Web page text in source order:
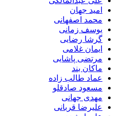
امید جهان
محمد اصفهانی
یوسف زمانی
گرشا رضایی
ایمان غلامی
مرتضی پاشایی
ماکان بند
عماد طالب زاده
مسعود صادقلو
مهدی جهانی
علیرضا قربانی